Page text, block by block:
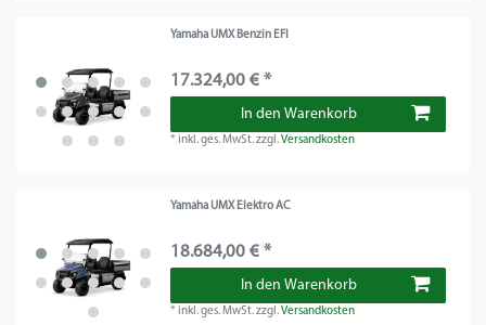
Yamaha UMX Benzin EFI
17.324,00 € *
In den Warenkorb
*inkl. ges. MwSt.zzgl.Versandkosten
Yamaha UMX Elektro AC
18.684,00 € *
In den Warenkorb
*inkl. ges. MwSt.zzgl.Versandkosten